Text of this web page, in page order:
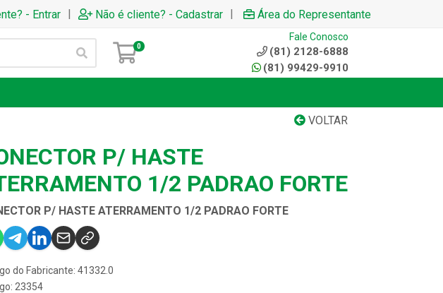
- Entrar | Não é cliente? - Cadastrar | Área do Representante
0
Fale Conosco
(81) 2128-6888
(81) 99429-9910
VOLTAR
P/ HASTE
1/2 PADRAO FORTE
P/ HASTE ATERRAMENTO 1/2 PADRAO FORTE
do Fabricante: 41332.0
23354